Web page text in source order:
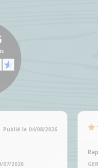
Publié le 04/08/2026
2026